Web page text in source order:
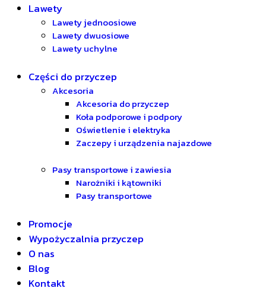
Lawety
Lawety jednoosiowe
Lawety dwuosiowe
Lawety uchylne
Części do przyczep
Akcesoria
Akcesoria do przyczep
Koła podporowe i podpory
Oświetlenie i elektryka
Zaczepy i urządzenia najazdowe
Pasy transportowe i zawiesia
Narożniki i kątowniki
Pasy transportowe
Promocje
Wypożyczalnia przyczep
O nas
Blog
Kontakt